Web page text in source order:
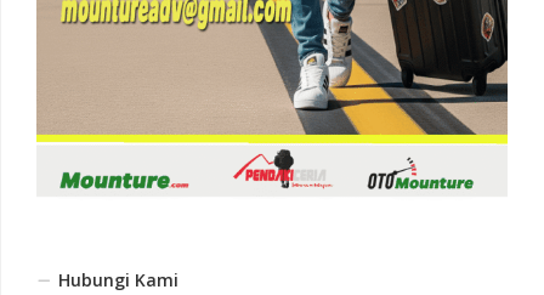
Hubungi Kami